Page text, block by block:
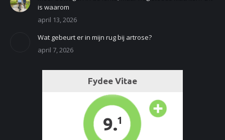
is waarom
april 13, 2026
Wat gebeurt er in mijn rug bij artrose?
april 7, 2026